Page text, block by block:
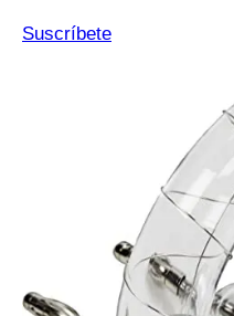
Suscríbete